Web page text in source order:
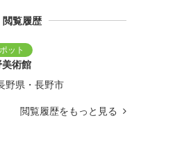
閲覧履歴
術館
野県・長野市
閲覧履歴をもっと見る